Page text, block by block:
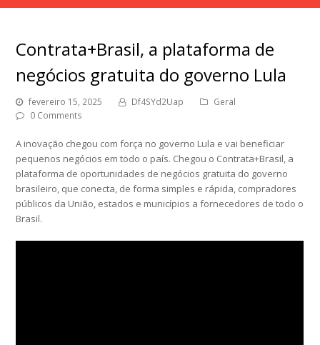
Contrata+Brasil, a plataforma de
negócios gratuita do governo Lula
fevereiro 15, 2025 Df4SYd2Uap
Geral
0 Comments
A inovação chegou com força no governo Lula e vai beneficiar
pequenos negócios em todo o país. Chegou o Contrata+Brasil, a
plataforma de oportunidades de negócios gratuita do governo
brasileiro, que conecta, de forma simples e rápida, compradores
públicos da União, estados e municípios a fornecedores de todo o
Brasil.